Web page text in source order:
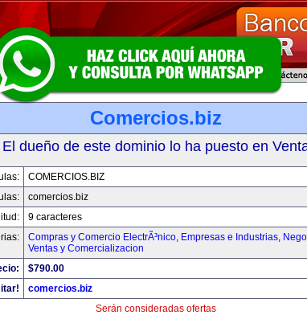
Comercios.biz
El dueño de este dominio lo ha puesto en
COMERCIOS.BIZ
comercios.biz
9 caracteres
Compras y Comercio ElectrÃ³nico, Empresas e Industrias,
Ventas y Comercializacion
$790.00
comercios.biz
Serán consideradas ofertas